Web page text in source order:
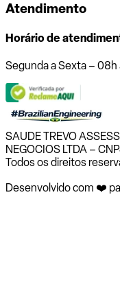
Atendimento
Horário de
Segunda a Sexta – 08h
SAUDE TREVO
NEGOCIOS LTDA –
Todos os direitos
Desenvolvido com ❤️